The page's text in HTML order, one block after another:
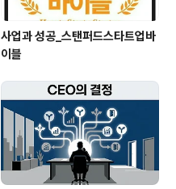
사업과 성공_스탠퍼드스타트업바
이블